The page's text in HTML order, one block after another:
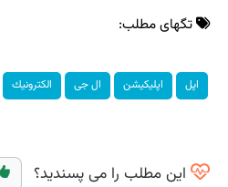
تگهای مطلب:
اپل اپلیكیشن ال جی الكترونیك
این مطلب را می پسندید؟